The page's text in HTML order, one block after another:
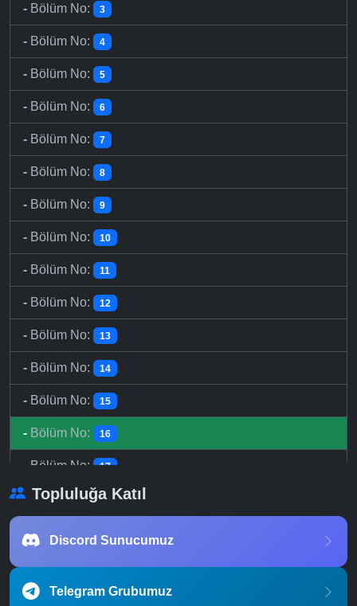
- Bölüm No: 3
- Bölüm No: 4
- Bölüm No: 5
- Bölüm No: 6
- Bölüm No: 7
- Bölüm No: 8
- Bölüm No: 9
- Bölüm No: 10
- Bölüm No: 11
- Bölüm No: 12
- Bölüm No: 13
- Bölüm No: 14
- Bölüm No: 15
- Bölüm No: 16
Bölüm No: 17
- Bölüm No: 18
-Bölüm No:
-Bölüm No: 21
Topluluğa Katıl
Discord Sunucumuz
Telegram Grubumuz